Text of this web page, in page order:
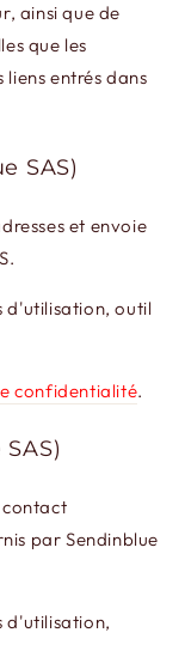
ainsi que de
que les
entrés dans
SAS)
et envoie
d'utilisation, outil
confidentialité.
contact
par Sendinblue
d'utilisation,